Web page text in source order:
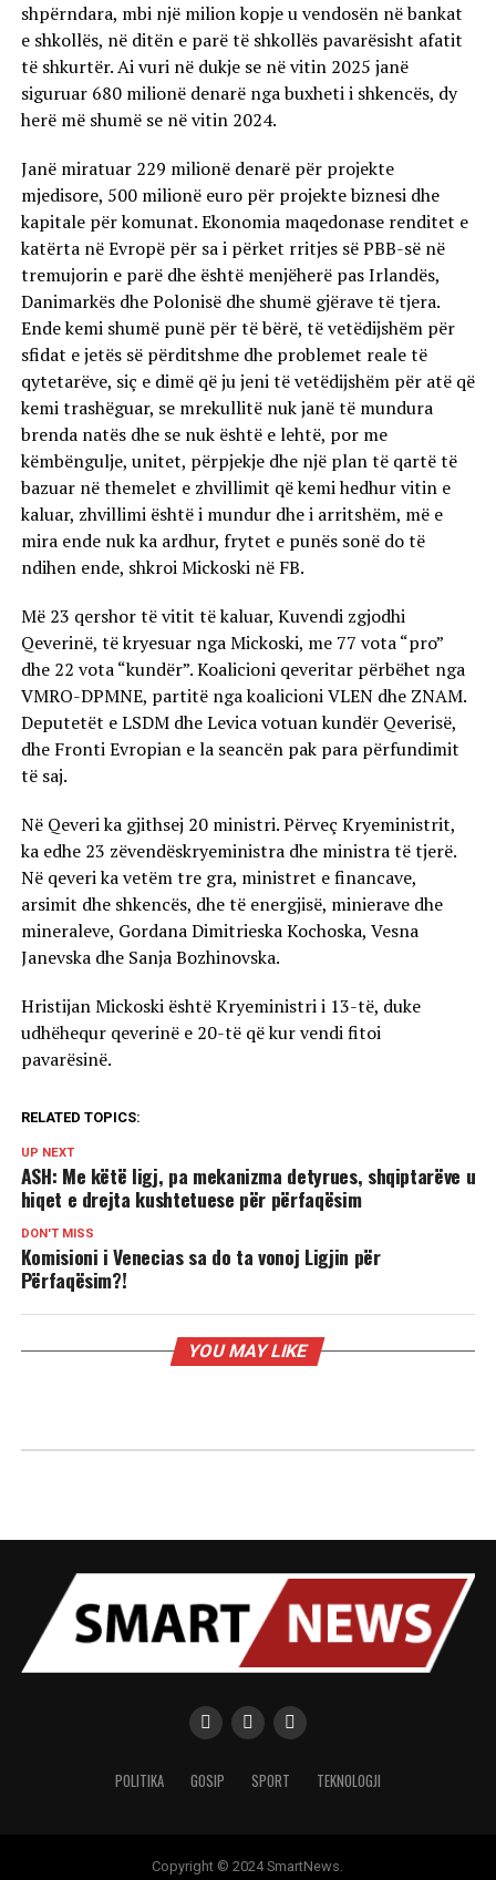
shpërndara, mbi një milion kopje u vendosën në bankat
e shkollës, në ditën e parë të shkollës pavarësisht afatit
të shkurtër. Ai vuri në dukje se në vitin 2025 janë
siguruar 680 milionë denarë nga buxheti i shkencës, dy
herë më shumë se në vitin 2024.
Janë miratuar 229 milionë denarë për projekte
mjedisore, 500 milionë euro për projekte biznesi dhe
kapitale për komunat. Ekonomia maqedonase renditet e
katërta në Evropë për sa i përket rritjes së PBB-së në
tremujorin e parë dhe është menjëherë pas Irlandës,
Danimarkës dhe Polonisë dhe shumë gjërave të tjera.
Ende kemi shumë punë për të bërë, të vetëdijshëm për
sfidat e jetës së përditshme dhe problemet reale të
qytetarëve, siç e dimë që ju jeni të vetëdijshëm për atë që
kemi trashëguar, se mrekullitë nuk janë të mundura
brenda natës dhe se nuk është e lehtë, por me
këmbëngulje, unitet, përpjekje dhe një plan të qartë të
bazuar në themelet e zhvillimit që kemi hedhur vitin e
kaluar, zhvillimi është i mundur dhe i arritshëm, më e
mira ende nuk ka ardhur, frytet e punës sonë do të
ndihen ende, shkroi Mickoski në FB.
Më 23 qershor të vitit të kaluar, Kuvendi zgjodhi
Qeverinë, të kryesuar nga Mickoski, me 77 vota “pro”
dhe 22 vota “kundër”. Koalicioni qeveritar përbëhet nga
VMRO-DPMNE, partitë nga koalicioni VLEN dhe ZNAM.
Deputetët e LSDM dhe Levica votuan kundër Qeverisë,
dhe Fronti Evropian e la seancën pak para përfundimit
të saj.
Në Qeveri ka gjithsej 20 ministri. Përveç Kryeministrit,
ka edhe 23 zëvendëskryeministra dhe ministra të tjerë.
Në qeveri ka vetëm tre gra, ministret e financave,
arsimit dhe shkencës, dhe të energjisë, minierave dhe
mineraleve, Gordana Dimitrieska Kochoska, Vesna
Janevska dhe Sanja Bozhinovska.
Hristijan Mickoski është Kryeministri i 13-të, duke
udhëhequr qeverinë e 20-të që kur vendi fitoi
pavarësinë.
RELATED TOPICS:
UP NEXT
ASH: Me këtë ligj, pa mekanizma detyrues, shqiptarëve u
hiqet e drejta kushtetuese për përfaqësim
DON'T MISS
Komisioni i Venecias sa do ta vonoj Ligjin për
Përfaqësim?!
YOU MAY LIKE
POLITIKA GOSIP SPORT TEKNOLOGJI
Copyright © 2024 SmartNews.